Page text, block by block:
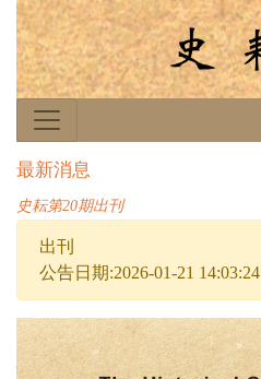
最新消息
史耘第20期出刊
出刊
公告日期:2026-01-21 14:03:24